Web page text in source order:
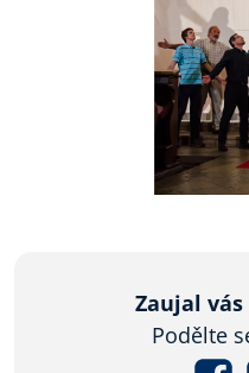
Zaujal
Podělte